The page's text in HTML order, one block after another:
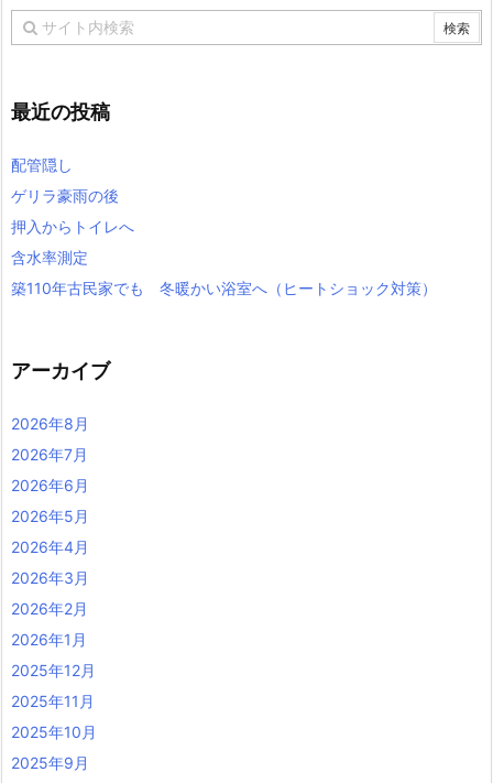
最近の投稿
配管隠し
ゲリラ豪雨の後
押入からトイレへ
含水率測定
築110年古民家でも 冬暖かい浴室へ（ヒートショック対策）
アーカイブ
2026年8月
2026年7月
2026年6月
2026年5月
2026年4月
2026年3月
2026年2月
2026年1月
2025年12月
2025年11月
2025年10月
2025年9月